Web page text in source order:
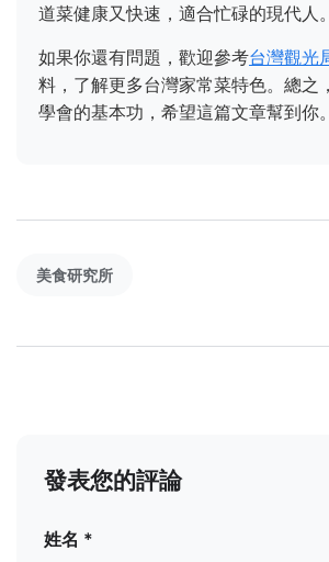
道菜健康又快速，適合忙碌的現代人。
如果你還有問題，歡迎參考台灣觀光
料，了解更多台灣家常菜特色。總之
學會的基本功，希望這篇文章幫到你。
美食研究所
發表您的評論
姓名 *